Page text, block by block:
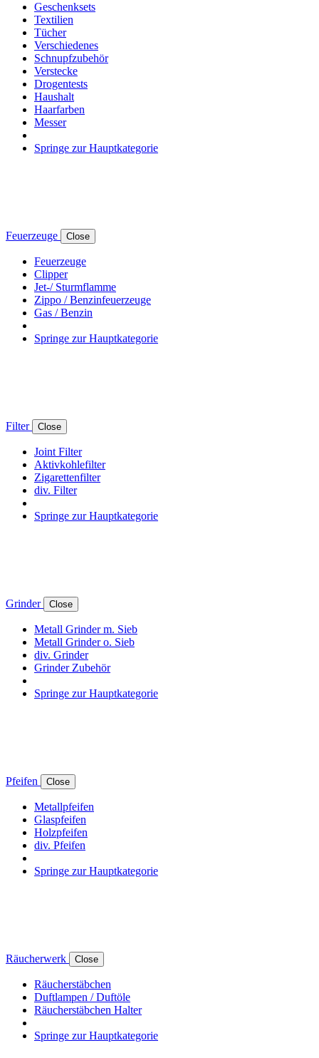
Geschenksets
Textilien
Tücher
Verschiedenes
Schnupfzubehör
Verstecke
Drogentests
Haushalt
Haarfarben
Messer
Springe zur Hauptkategorie
Feuerzeuge Close
Feuerzeuge
Clipper
Jet-/ Sturmflamme
Zippo / Benzinfeuerzeuge
Gas / Benzin
Springe zur Hauptkategorie
Filter Close
Joint Filter
Aktivkohlefilter
Zigarettenfilter
div. Filter
Springe zur Hauptkategorie
Grinder Close
Metall Grinder m. Sieb
Metall Grinder o. Sieb
div. Grinder
Grinder Zubehör
Springe zur Hauptkategorie
Pfeifen Close
Metallpfeifen
Glaspfeifen
Holzpfeifen
div. Pfeifen
Springe zur Hauptkategorie
Räucherwerk Close
Räucherstäbchen
Duftlampen / Duftöle
Räucherstäbchen Halter
Springe zur Hauptkategorie